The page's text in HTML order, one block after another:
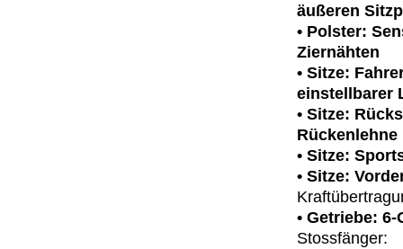
äußeren
• Polster:
Ziernähten
• Sitze:
einstellbarer
• Sitze:
Rückenlehne
• Sitze:
• Sitze:
• Getriebe:
Stossfänger: